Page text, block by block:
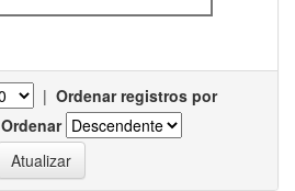
| Ordenar registros por
Ordenar